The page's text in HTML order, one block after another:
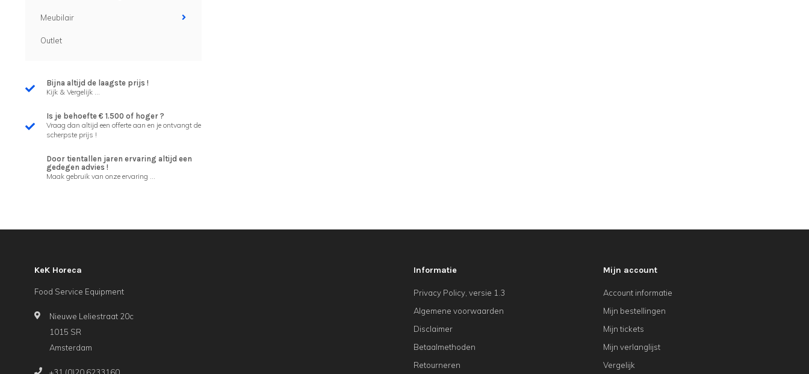
Meubilair
Outlet
Bijna altijd de laagste prijs !
Kijk & Vergelijk ...
Is je behoefte € 1.500 of hoger ?
Vraag dan altijd een offerte aan en je ontvangt de
scherpste prijs !
Door tientallen jaren ervaring altijd een
gedegen advies !
Maak gebruik van onze ervaring ...
KeK Horeca
Food Service Equipment
Nieuwe Leliestraat 20c
1015 SR
Amsterdam
Informatie
Privacy Policy, versie 1.3
Algemene voorwaarden
Disclaimer
Betaalmethoden
Retourneren
Mijn account
Account informatie
Mijn bestellingen
Mijn tickets
Mijn verlanglijst
Vergelijk